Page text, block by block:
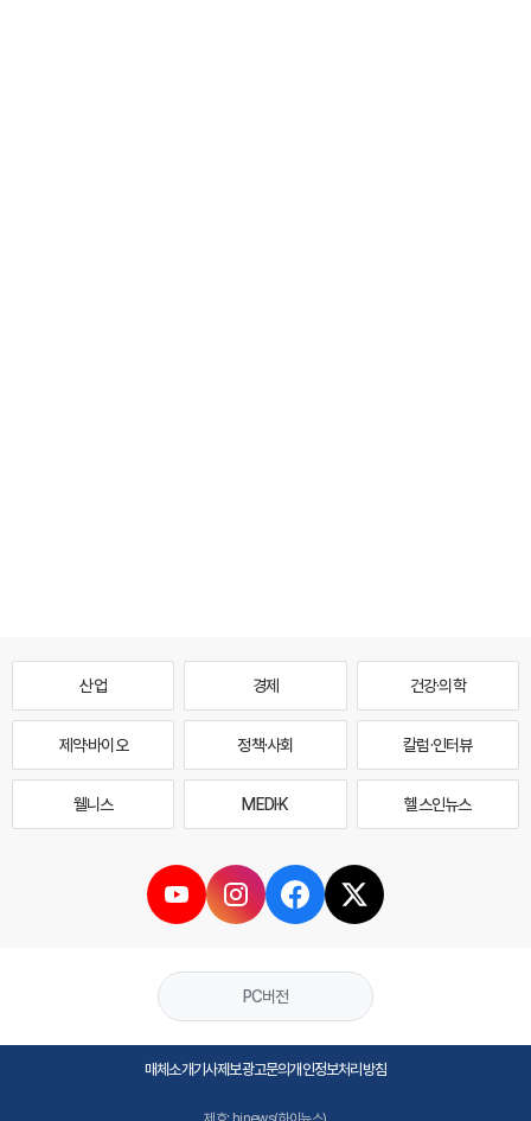
산업 경제 건강·의학
제약·바이오 정책·사회 칼럼·인터뷰
웰니스 MEDI·K 헬스인뉴스
PC버전
매체소개기사제보광고문의개인정보처리방침